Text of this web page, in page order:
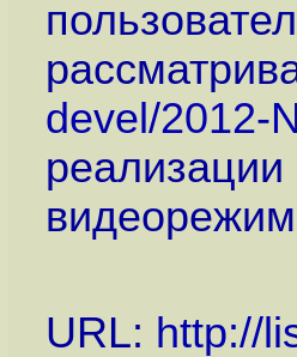
devel/2012-
URL: http://